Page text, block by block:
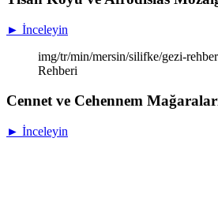
► İnceleyin
img/tr/min/mersin/silifke/gezi-
Rehberi
Cennet ve Cehennem
► İnceleyin